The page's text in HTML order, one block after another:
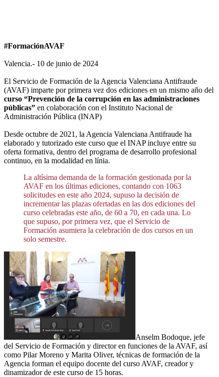
#FormaciónAVAF
Valencia.- 10 de junio de 2024
El Servicio de Formación de la Agencia Valenciana Antifraude
(AVAF) imparte por primera vez dos ediciones en un mismo año del
curso “Prevención de la corrupción en las administraciones
públicas” en colaboración con el Instituto Nacional de
Administración Pública (INAP)
Desde octubre de 2021, la Agencia Valenciana Antifraude ha
elaborado y tutorizado este curso que el INAP incluye entre su
oferta formativa, dentro del programa de desarrollo profesional
continuo, en la modalidad en línia.
La altísima demanda de la formación gestionada por la
AVAF en los últimas ediciones, contando con 1063
solicitudes en este año 2024, supuso la decisión de
incrementar las plazas ofertadas en las dos ediciones del
curso celebradas este año, de 60 a 70, en cada una. Lo
que supuso, por primera vez, que el Servicio de
Formación asumiera la celebración de dos cursos en un
solo semestre.
Anselm Bodoque, jefe
del Servicio de Formación y director en funciones de la AVAF, así
como Pilar Moreno y Marita Oliver, técnicas de formación de la
Agencia forman el equipo docente del curso AVAF, creador y
dinamizador de este curso de 15 horas.